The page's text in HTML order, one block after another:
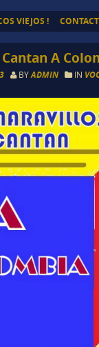
VIEJOS !
A
BYADMIN IN